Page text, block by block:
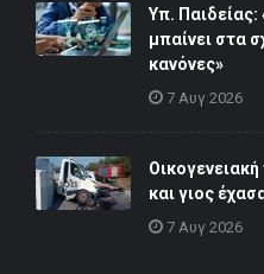
Υπ. Παιδείας:
μπαίνει στα
κανόνες»
7 Αυγ 2026
και γιος
7 Αυγ 2026